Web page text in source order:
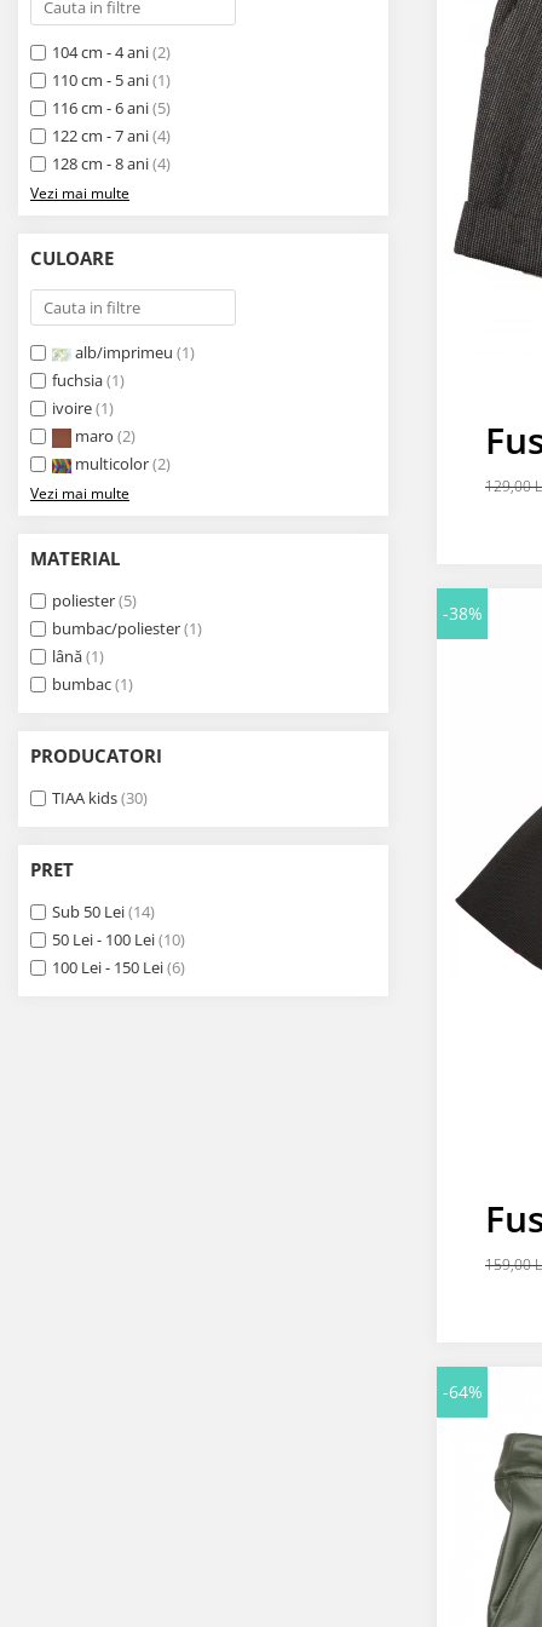
104 cm - 4 ani(2)
110 cm - 5 ani(1)
116 cm - 6 ani(5)
122 cm - 7 ani(4)
128 cm - 8 ani(4)
Vezi mai multe
CULOARE
alb/imprimeu (1)
fuchsia(1)
ivoire(1)
maro (2)
multicolor(2)
Vezi mai multe
MATERIAL
poliester(5)
bumbac/poliester(1)
lână(1)
bumbac(1)
PRODUCATORI
TIAA kids(30)
PRET
Sub 50 Lei(14)
50 Lei - 100 Lei(10)
100 Lei - 150 Lei(6)
129,00
-38%
159,00
-64%